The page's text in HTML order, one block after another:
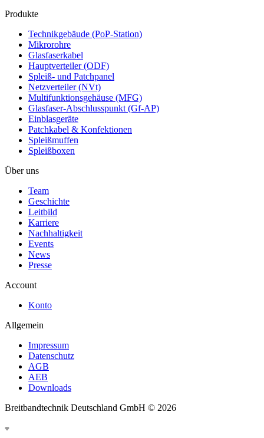
Produkte
Technikgebäude (PoP-Station)
Mikrorohre
Glasfaserkabel
Hauptverteiler (ODF)
Spleiß- und Patchpanel
Netzverteiler (NVt)
Multifunktionsgehäuse (MFG)
Glasfaser-Abschlusspunkt (Gf-AP)
Einblasgeräte
Patchkabel & Konfektionen
Spleißmuffen
Spleißboxen
Über uns
Team
Geschichte
Leitbild
Karriere
Nachhaltigkeit
Events
News
Presse
Account
Konto
Allgemein
Impressum
Datenschutz
AGB
AEB
Downloads
Breitbandtechnik Deutschland GmbH © 2026